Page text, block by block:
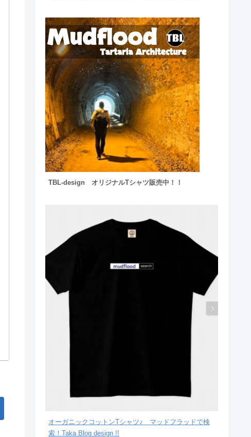
TBL-design オリジナルTシャツ販売中！！
オーガニックコットンTシャツ♪ マッドフラッドで検
索！Taka Blog design !!